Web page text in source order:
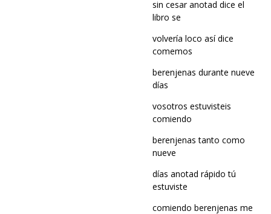
sin cesar anotad dice el
libro se
volvería loco así dice
comemos
berenjenas durante nueve
días
vosotros estuvisteis
comiendo
berenjenas tanto como
nueve
días anotad rápido tú
estuviste
comiendo berenjenas me